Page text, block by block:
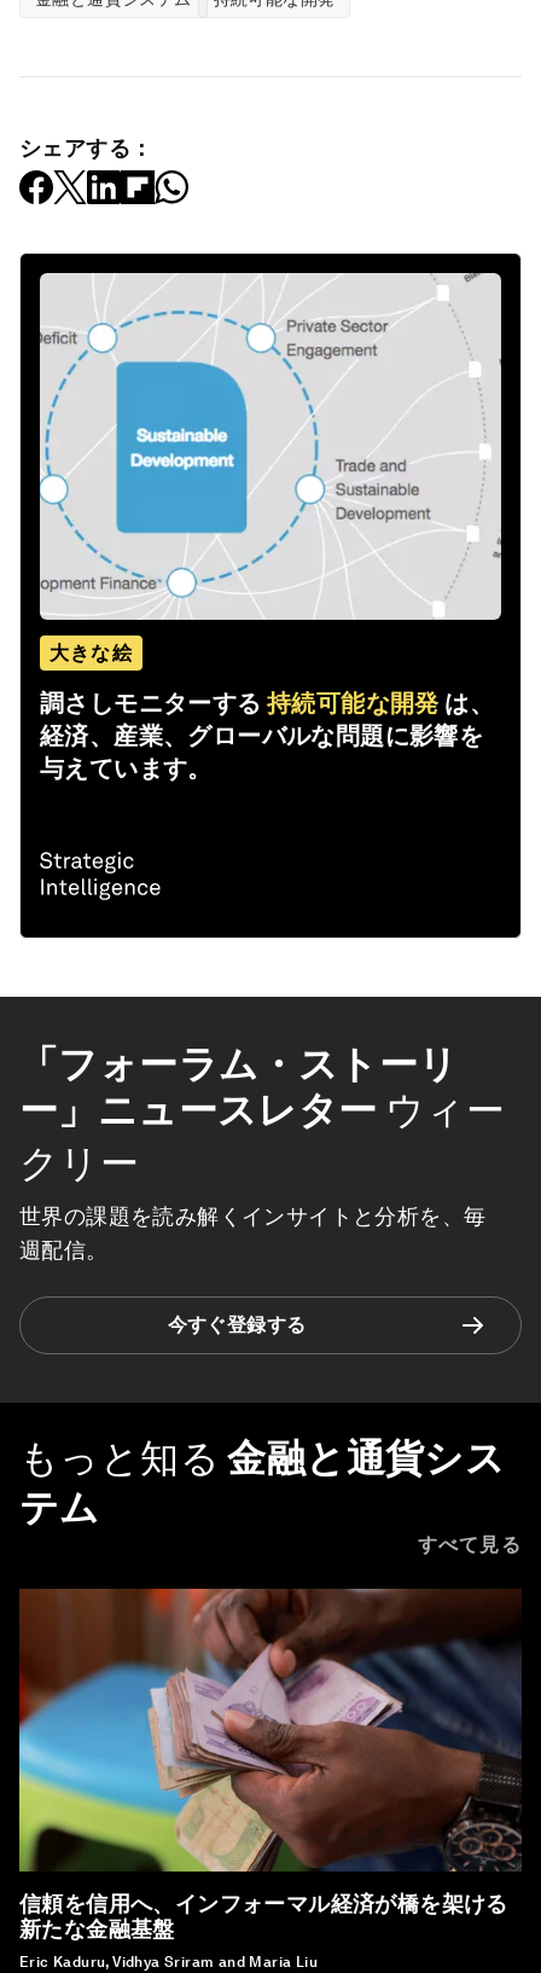
シェアする：
大きな絵
調さしモニターする 持続可能な開発 は、
経済、産業、グローバルな問題に影響を
与えています。
「フォーラム・ストーリ
ー」ニュースレター ウィー
クリー
世界の課題を読み解くインサイトと分析を、毎
週配信。
今すぐ登録する
もっと知る 金融と通貨シス
テム
すべて見る
信頼を信用へ、インフォーマル経済が橋を架ける
新たな金融基盤
Eric Kaduru, Vidhya Sriram and Maria Liu